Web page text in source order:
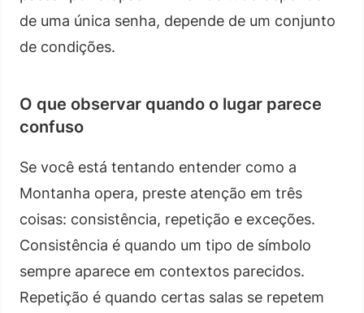
de uma única senha, depende de um conjunto
de condições.
O que observar quando o lugar parece
confuso
Se você está tentando entender como a
Montanha opera, preste atenção em três
coisas: consistência, repetição e exceções.
Consistência é quando um tipo de símbolo
sempre aparece em contextos parecidos.
Repetição é quando certas salas se repetem